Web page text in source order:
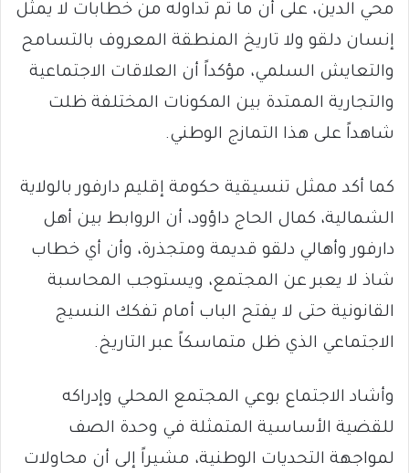
محي الدين، على أن ما تم تداوله من خطابات لا يمثل
إنسان دلقو ولا تاريخ المنطقة المعروف بالتسامح
والتعايش السلمي، مؤكداً أن العلاقات الاجتماعية
والتجارية الممتدة بين المكونات المختلفة ظلت
شاهداً على هذا التمازج الوطني.
كما أكد ممثل تنسيقية حكومة إقليم دارفور بالولاية
الشمالية، كمال الحاج داؤود، أن الروابط بين أهل
دارفور وأهالي دلقو قديمة ومتجذرة، وأن أي خطاب
شاذ لا يعبر عن المجتمع، ويستوجب المحاسبة
القانونية حتى لا يفتح الباب أمام تفكك النسيج
الاجتماعي الذي ظل متماسكاً عبر التاريخ.
وأشاد الاجتماع بوعي المجتمع المحلي وإدراكه
للقضية الأساسية المتمثلة في وحدة الصف
لمواجهة التحديات الوطنية، مشيراً إلى أن محاولات